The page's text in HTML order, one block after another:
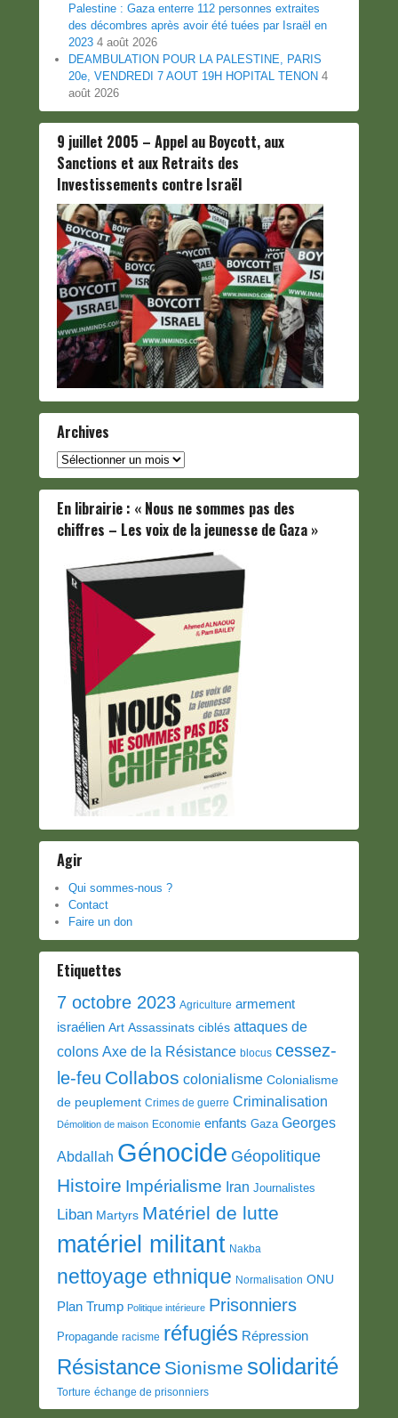
Palestine : Gaza enterre 112 personnes extraites
des décombres après avoir été tuées par Israël en
2023 4 août 2026
DEAMBULATION POUR LA PALESTINE, PARIS
20e, VENDREDI 7 AOUT 19H HOPITAL TENON 4
août 2026
9 juillet 2005 – Appel au Boycott, aux
Sanctions et aux Retraits des
Investissements contre Israël
Archives
Archives
En librairie : « Nous ne sommes pas des
chiffres – Les voix de la jeunesse de Gaza »
Agir
Qui sommes-nous ?
Contact
Faire un don
Etiquettes
7 octobre 2023 Agriculture armement
israélien Art Assassinats ciblés attaques de
colons Axe de la Résistance blocus cessez-
le-feu Collabos colonialisme Colonialisme
de peuplement Crimes de guerre Criminalisation
Démolition de maison Economie enfants Gaza Georges
Abdallah Génocide Géopolitique
Histoire Impérialisme Iran Journalistes
Liban Martyrs Matériel de lutte
matériel militant Nakba
nettoyage ethnique Normalisation ONU
Plan Trump Politique intérieure Prisonniers
Propagande racisme réfugiés Répression
Résistance Sionisme solidarité
Torture échange de prisonniers